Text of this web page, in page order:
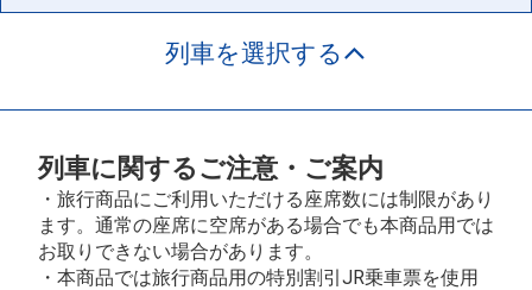
列車を選択する
列車に関するご注意・ご案内
・旅行商品にご利用いただける座席数には制限があり
ます。通常の座席に空席がある場合でも本商品用では
お取りできない場合があります。
・本商品では旅行商品用の特別割引JR乗車票を使用